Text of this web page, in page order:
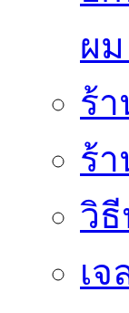
ผ
ร้
ร้
วิ
เ